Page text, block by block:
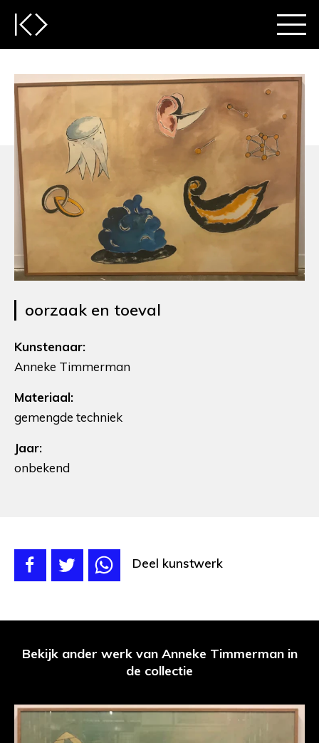
oorzaak en toeval
Kunstenaar:
Anneke Timmerman
Materiaal:
gemengde techniek
Jaar:
onbekend
Deel kunstwerk
Bekijk ander werk van Anneke Timmerman in
de collectie